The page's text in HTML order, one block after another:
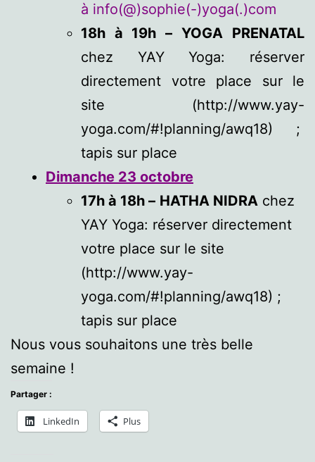
à info(@)sophie(-)yoga(.)com
18h à 19h – YOGA PRENATAL
chez YAY Yoga: réserver
directement votre place sur le
site (http://www.yay-
yoga.com/#!planning/awq18) ;
tapis sur place
Dimanche 23 octobre
17h à 18h – HATHA NIDRA chez
YAY Yoga: réserver directement
votre place sur le site
(http://www.yay-
yoga.com/#!planning/awq18) ;
tapis sur place
Nous vous souhaitons une très belle
semaine !
Partager :
LinkedIn Plus